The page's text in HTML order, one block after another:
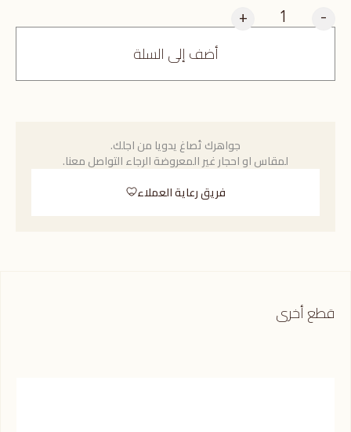
-
+
أضف إلى السلة
جواهرك تُصاغ يدويا من اجلك.
لمقاس او احجار غير المعروضة الرجاء التواصل معنا.
فريق رعاية العملاء
قطع أخرى